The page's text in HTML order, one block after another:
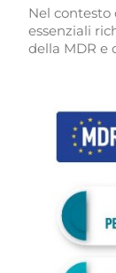
Nel
essenziali
della MDR e